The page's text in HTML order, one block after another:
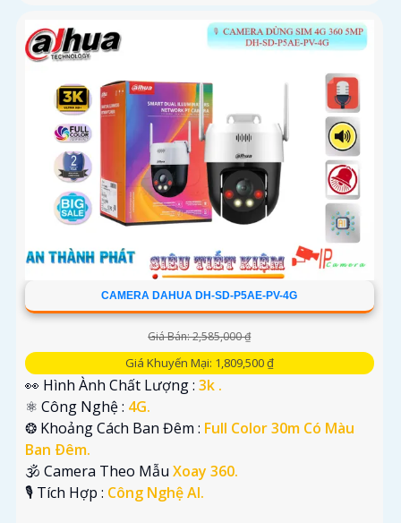
CAMERA DAHUA DH-SD-P5AE-PV-4G
Giá Bán: 2,585,000 ₫
Giá Khuyến Mại: 1,809,500 ₫
👀 Hình Ành Chất Lượng : 3k .
⚛️ Công Nghệ : 4G.
❂ Khoảng Cách Ban Đêm : Full Color 30m Có Màu
Ban Ðêm.
🕉️ Camera Theo Mẫu Xoay 360.
️🎙 Tích Hợp : Công Nghệ AI.